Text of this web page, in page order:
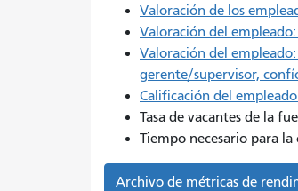
Valoración de los
Valoración del
Valoración del
gerente/supervisor,
Calificación del
Tasa de vacantes de la
Tiempo necesario para
Archivo de métricas de